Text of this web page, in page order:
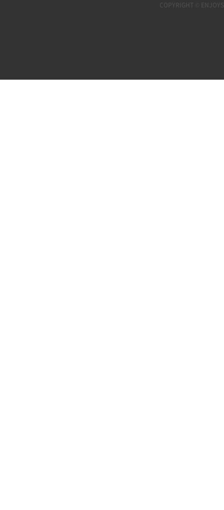
COPYRIGHT ©